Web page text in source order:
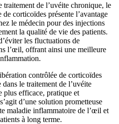
de l’uvéite chronique, le
corticoïdes présente l’avantage
le médecin pour des injections
la qualité de vie des patients.
les fluctuations de
l’œil, offrant ainsi une meilleure
contrôlée de corticoïdes
dans le traitement de l’uvéite
plus efficace, pratique et
d’une solution prometteuse
maladie inflammatoire de l’œil et
à long terme.